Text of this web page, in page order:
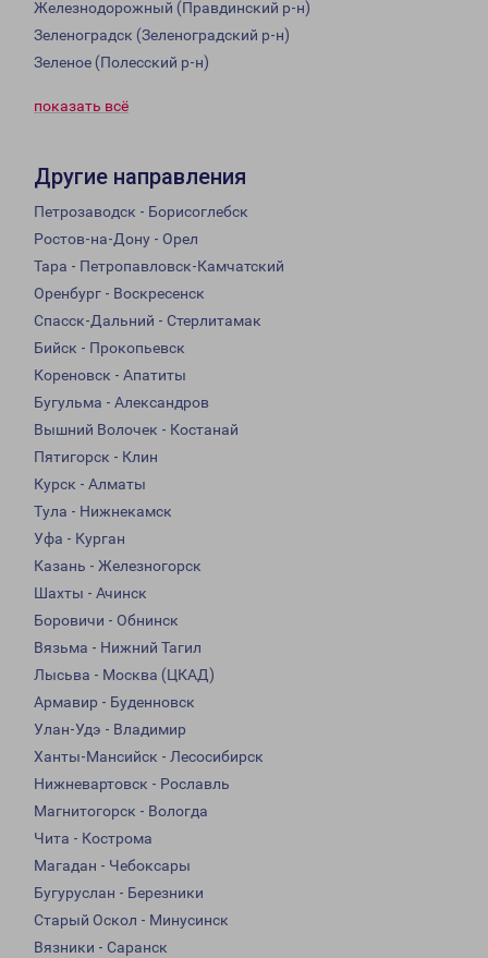
Железнодорожный (Правдинский р-н)
Зеленоградск (Зеленоградский р-н)
Зеленое (Полесский р-н)
показать всё
Другие направления
Петрозаводск - Борисоглебск
Ростов-на-Дону - Орел
Тара - Петропавловск-Камчатский
Оренбург - Воскресенск
Спасск-Дальний - Стерлитамак
Бийск - Прокопьевск
Кореновск - Апатиты
Бугульма - Александров
Вышний Волочек - Костанай
Пятигорск - Клин
Курск - Алматы
Тула - Нижнекамск
Уфа - Курган
Казань - Железногорск
Шахты - Ачинск
Боровичи - Обнинск
Вязьма - Нижний Тагил
Лысьва - Москва (ЦКАД)
Армавир - Буденновск
Улан-Удэ - Владимир
Ханты-Мансийск - Лесосибирск
Нижневартовск - Рославль
Магнитогорск - Вологда
Чита - Кострома
Магадан - Чебоксары
Бугуруслан - Березники
Старый Оскол - Минусинск
Вязники - Саранск